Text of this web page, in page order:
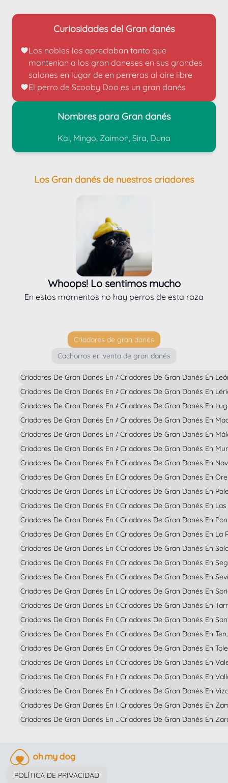
Curiosidades del Gran danés
Los nobles los apreciaban tanto que
mantenían a los gran daneses en sus grandes
salones en lugar de en perreras al aire libre
El perro de Scooby Doo es un gran danés
Nombres para Gran danés
Kai, Mingo, Zaimon, Sira, Duna
Los Gran danés de nuestros criadores
Whoops! Lo sentimos mucho
En estos momentos no hay perros de esta raza
Criadores de gran danés
Cachorros en venta de gran danés
Criadores De Gran Danés En Alava
Criadores De Gran Danés En Albacete
Criadores De Gran Danés En Alicante
Criadores De Gran Danés En Almería
Criadores De Gran Danés En Asturias
Criadores De Gran Danés En Avila
Criadores De Gran Danés En Badajoz
Criadores De Gran Danés En Barcelona
Criadores De Gran Danés En Burgos
Criadores De Gran Danés En Cáceres
Criadores De Gran Danés En Cádiz
Criadores De Gran Danés En Cantabria
Criadores De Gran Danés En Castellón
Criadores De Gran Danés En Ciudad Real
Criadores De Gran Danés En Córdoba
Criadores De Gran Danés En La Coruña
Criadores De Gran Danés En Cuenca
Criadores De Gran Danés En Gerona
Criadores De Gran Danés En Granada
Criadores De Gran Danés En Guadalajara
Criadores De Gran Danés En Guipúzcoa
Criadores De Gran Danés En Huelva
Criadores De Gran Danés En Huesca
Criadores De Gran Danés En Islas Baleares
Criadores De Gran Danés En Jaén
Criadores De Gran Danés En
Criadores De Gran Danés En
Criadores De Gran Danés En
Criadores De Gran Danés En
Criadores De Gran Danés En
Criadores De Gran Danés En
Criadores De Gran Danés En
Criadores De Gran Danés En
Criadores De Gran Danés En
Criadores De Gran Danés En
Criadores De Gran Danés En
Criadores De Gran Danés En La
Criadores De Gran Danés En
Criadores De Gran Danés En
Criadores De Gran Danés En
Criadores De Gran Danés En
Criadores De Gran Danés En
Criadores De Gran Danés En
Criadores De Gran Danés En
Criadores De Gran Danés En
Criadores De Gran Danés En
Criadores De Gran Danés En
Criadores De Gran Danés En
Criadores De Gran Danés En
Criadores De Gran Danés En
POLÍTICA DE PRIVACIDAD